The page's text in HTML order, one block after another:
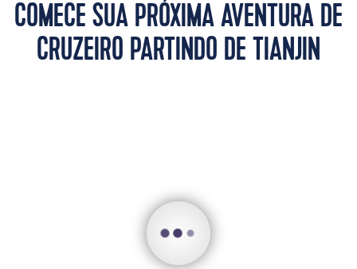
COMECE SUA PRÓXIMA AVENTURA DE
CRUZEIRO PARTINDO DE TIANJIN